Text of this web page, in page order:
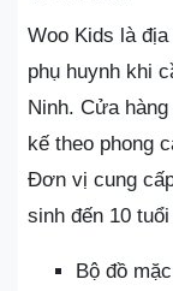
Woo Kids là
phụ huynh khi
Ninh. Cửa
kế theo phong
Đơn vị cung
sinh đến 10
Bộ đồ